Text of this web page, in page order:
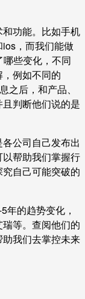
功能。比如手机
，而我们能做
些变化，不同
例如不同的
之后，和产品、
判断他们说的是
公司自己发布出
帮助我们掌握行
自己可能突破的
年的趋势变化，
等。查阅他们的
我们去掌控未来